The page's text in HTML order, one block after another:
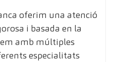
oferim una atenció
i basada en la
amb múltiples
especialitats